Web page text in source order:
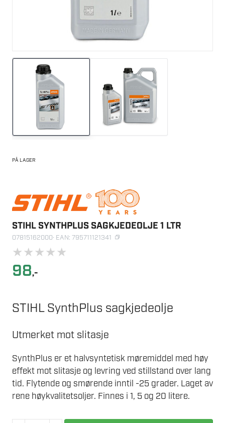
PÅ LAGER
STIHL SYNTHPLUS SAGKJEDEOLJE 1 LTR
07815162000· EAN: 795711121341
★★★★★
98,-
STIHL SynthPlus sagkjedeolje
Utmerket mot slitasje
SynthPlus er et halvsyntetisk møremiddel med høy
effekt mot slitasje og levring ved stillstand over lang
tid. Flytende og smørende inntil -25 grader. Laget av
rene høykvalitetsoljer. Finnes i 1, 5 og 20 litere.